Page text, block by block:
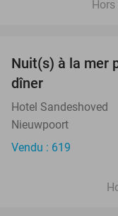
Nuit(s) à la mer
dîner
Hotel Sandeshoved
Nieuwpoort
Vendu : 619